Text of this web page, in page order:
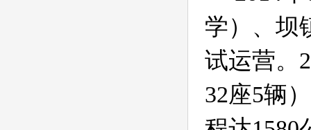
学）、坝
试运营。
32座5辆